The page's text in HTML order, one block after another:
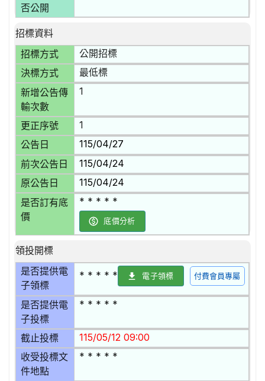
否公開
招標資料
招標方式
公開招標
決標方式 最低標
新增公告傳
輸次數
1
更正序號 1
公告日 115/04/27
前次公告日 115/04/24
原公告日 115/04/24
是否訂有底
價
* * * * *
底價分析
領投開標
是否提供電
子領標
* * * * * 電子領標 付費會員專屬
是否提供電
子投標
* * * * *
截止投標 115/05/12 09:00
收受投標文
件地點
* * * * *